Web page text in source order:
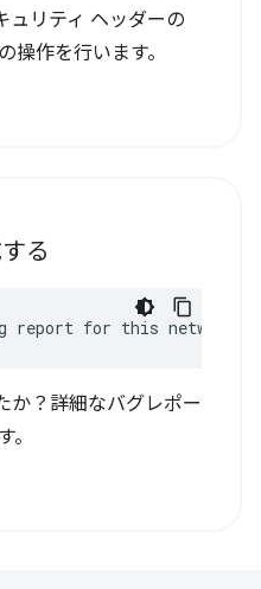
ュリティ ヘッダーの
操作を行います。
る
report for this network
か？詳細なバグレポー
。